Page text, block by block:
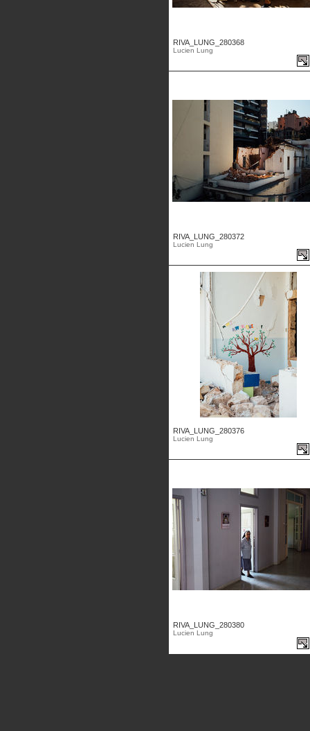
RIVA_LUNG_280368
Lucien Lung
RIVA_LUNG_280372
Lucien Lung
RIVA_LUNG_280376
Lucien Lung
RIVA_LUNG_280380
Lucien Lung